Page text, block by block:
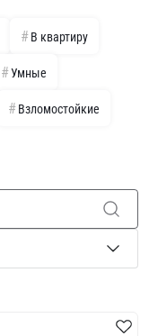
В квартиру
Умные
Взломостойкие